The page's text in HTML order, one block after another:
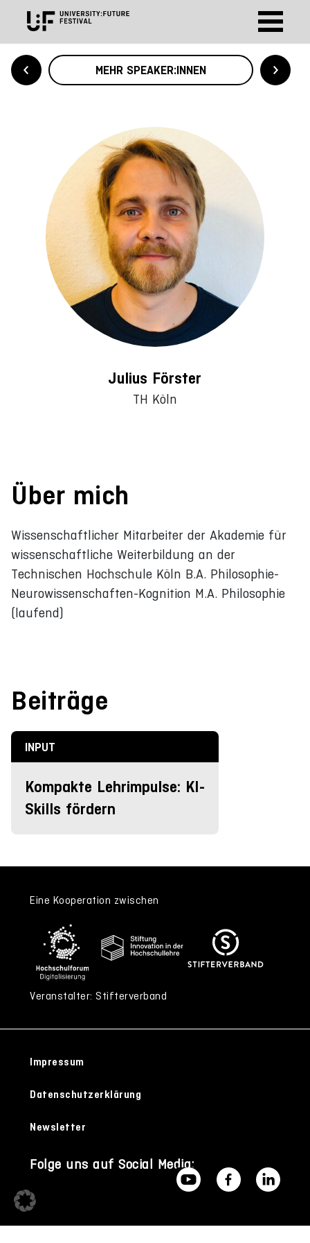
MEHR SPEAKER:INNEN
Julius Förster
TH Köln
Über mich
Wissenschaftlicher Mitarbeiter der Akademie für
wissenschaftliche Weiterbildung an der
Technischen Hochschule Köln B.A. Philosophie-
Neurowissenschaften-Kognition M.A. Philosophie
(laufend)
Beiträge
INPUT
Kompakte Lehrimpulse: KI-
Skills fördern
Eine Kooperation zwischen
Veranstalter: Stifterverband
Impressum
Datenschutzerklärung
Newsletter
Folge uns auf Social Media: